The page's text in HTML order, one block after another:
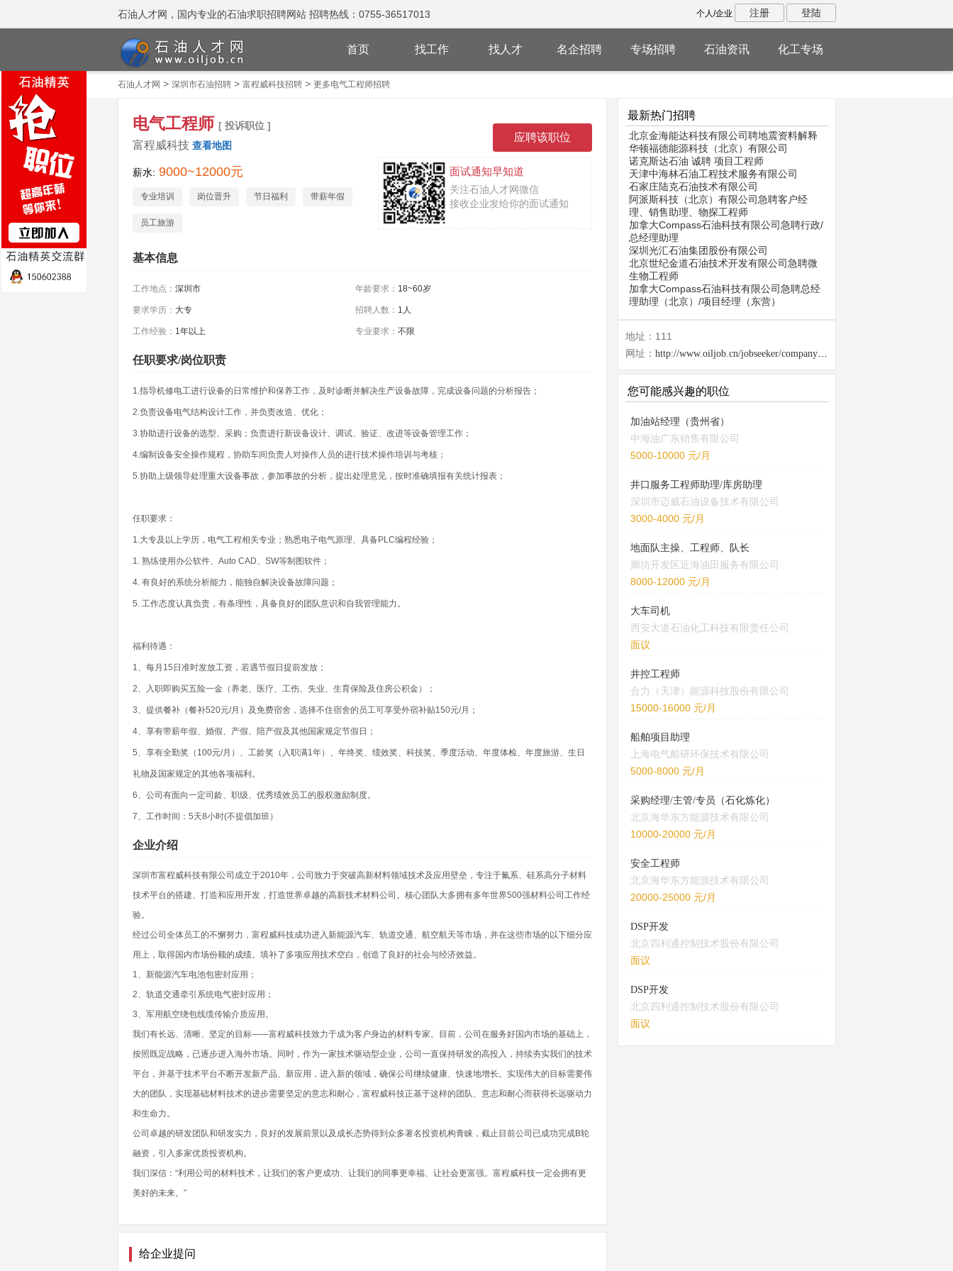
石油人才网，国内专业的石油求职招聘网站 招聘热线：0755-36517013 个人/企业 注册 登陆
首页 找工作 找人才 名企招聘 专场招聘 石油资讯 化工专场
石油人才网 > 深圳市石油招聘> 富程威科技招聘> 更多电气工程师招聘
电气工程师 [ 投诉职位 ]
富程威科技 查看地图
薪水: 9000~12000元 面试通知早知道
关注石油人才网微信
接收企业发给你的面试通知
专业培训 岗位晋升 节日福利 带薪年假
员工旅游
基本信息
工作地点： 深圳市 年龄要求： 18~60岁
要求学历： 大专 招聘人数： 1人
工作经验： 1年以上 专业要求： 不限
任职要求/岗位职责
1.指导机修电工进行设备的日常维护和保养工作，及时诊断并解决生产设备故障，完成设备问题的分析报告；
2.负责设备电气结构设计工作，并负责改造、优化；
3.协助进行设备的选型、采购；负责进行新设备设计、调试、验证、改进等设备管理工作；
4.编制设备安全操作规程，协助车间负责人对操作人员的进行技术操作培训与考核；
5.协助上级领导处理重大设备事故，参加事故的分析，提出处理意见，按时准确填报有关统计报表；
任职要求：
1.大专及以上学历，电气工程相关专业；熟悉电子电气原理、具备PLC编程经验；
1. 熟练使用办公软件、Auto CAD、SW等制图软件；
4. 有良好的系统分析能力，能独自解决设备故障问题；
5. 工作态度认真负责，有条理性，具备良好的团队意识和自我管理能力。
福利待遇：
1、每月15日准时发放工资，若遇节假日提前发放；
2、入职即购买五险一金（养老、医疗、工伤、失业、生育保险及住房公积金）；
3、提供餐补（餐补520元/月）及免费宿舍，选择不住宿舍的员工可享受外宿补贴150元/月；
4、享有带薪年假、婚假、产假、陪产假及其他国家规定节假日；
5、享有全勤奖（100元/月）、工龄奖（入职满1年）、年终奖、绩效奖、科技奖、季度活动、年度体检、年度旅游、生日
礼物及国家规定的其他各项福利。
6、公司有面向一定司龄、职级、优秀绩效员工的股权激励制度。
7、工作时间：5天8小时(不提倡加班）
企业介绍
深圳市富程威科技有限公司成立于2010年，公司致力于突破高新材料领域技术及应用壁垒，专注于氟系、硅系高分子材料
技术平台的搭建、打造和应用开发，打造世界卓越的高新技术材料公司。核心团队大多拥有多年世界500强材料公司工作经
验。
经过公司全体员工的不懈努力，富程威科技成功进入新能源汽车、轨道交通、航空航天等市场，并在这些市场的以下细分应
用上，取得国内市场份额的成绩。填补了多项应用技术空白，创造了良好的社会与经济效益。
1、新能源汽车电池包密封应用；
2、轨道交通牵引系统电气密封应用；
3、军用航空绕包线缆传输介质应用。
我们有长远、清晰、坚定的目标——富程威科技致力于成为客户身边的材料专家。目前，公司在服务好国内市场的基础上，
按照既定战略，已逐步进入海外市场。同时，作为一家技术驱动型企业，公司一直保持研发的高投入，持续夯实我们的技术
平台，并基于技术平台不断开发新产品、新应用，进入新的领域，确保公司继续健康、快速地增长。实现伟大的目标需要伟
大的团队，实现基础材料技术的进步需要坚定的意志和耐心，富程威科技正基于这样的团队、意志和耐心而获得长远驱动力
和生命力。
公司卓越的研发团队和研发实力，良好的发展前景以及成长态势得到众多著名投资机构青睐，截止目前公司已成功完成B轮
融资，引入多家优质投资机构。
我们深信：“利用公司的材料技术，让我们的客户更成功、让我们的同事更幸福、让社会更富强。富程威科技一定会拥有更
美好的未来。”
给企业提问
最新热门招聘
北京金海能达科技有限公司聘地震资料解释
华顿福德能源科技（北京）有限公司
诺克斯达石油 诚聘 项目工程师
天津中海林石油工程技术服务有限公司
石家庄陆克石油技术有限公司
阿派斯科技（北京）有限公司急聘客户经
理、销售助理、物探工程师
加拿大Compass石油科技有限公司急聘行政/
总经理助理
深圳光汇石油集团股份有限公司
北京世纪金道石油技术开发有限公司急聘微
生物工程师
加拿大Compass石油科技有限公司急聘总经
理助理（北京）/项目经理（东营）
地址：111
网址： http://www.oiljob.cn/jobseeker/company/26010.html
您可能感兴趣的职位
加油站经理（贵州省）
中海油广东销售有限公司
5000-10000 元/月
井口服务工程师助理/库房助理
深圳市迈威石油设备技术有限公司
3000-4000 元/月
地面队主操、工程师、队长
廊坊开发区近海油田服务有限公司
8000-12000 元/月
大车司机
西安大道石油化工科技有限责任公司
面议
井控工程师
合力（天津）能源科技股份有限公司
15000-16000 元/月
船舶项目助理
上海电气船研环保技术有限公司
5000-8000 元/月
采购经理/主管/专员（石化炼化）
北京海华东方能源技术有限公司
10000-20000 元/月
安全工程师
北京海华东方能源技术有限公司
20000-25000 元/月
DSP开发
北京四利通控制技术股份有限公司
面议
DSP开发
北京四利通控制技术股份有限公司
面议